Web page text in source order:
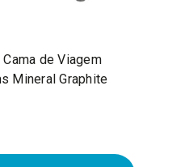
de Viagem
Mineral Graphite